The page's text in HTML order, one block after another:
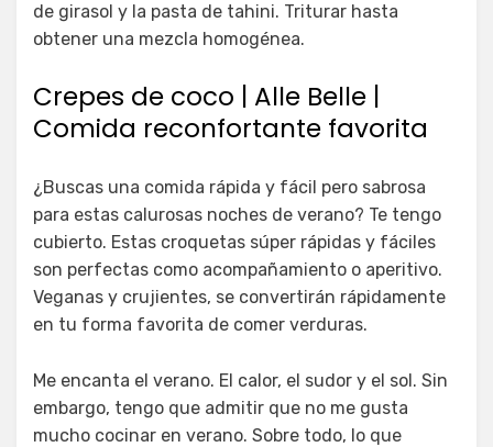
de girasol y la pasta de tahini. Triturar hasta
obtener una mezcla homogénea.
Crepes de coco | Alle Belle |
Comida reconfortante favorita
¿Buscas una comida rápida y fácil pero sabrosa
para estas calurosas noches de verano? Te tengo
cubierto. Estas croquetas súper rápidas y fáciles
son perfectas como acompañamiento o aperitivo.
Veganas y crujientes, se convertirán rápidamente
en tu forma favorita de comer verduras.
Me encanta el verano. El calor, el sudor y el sol. Sin
embargo, tengo que admitir que no me gusta
mucho cocinar en verano. Sobre todo, lo que